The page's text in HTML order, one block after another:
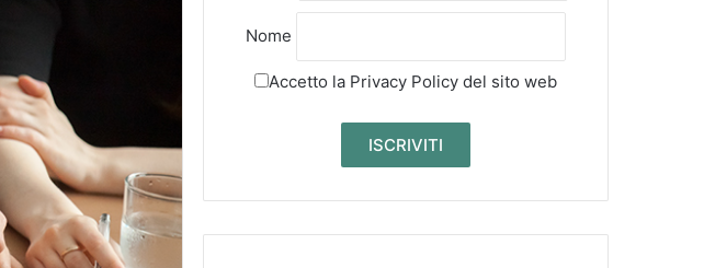
Nome
Accetto la Privacy Policy del sito web